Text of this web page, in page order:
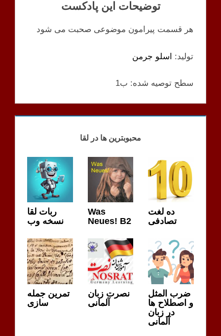
توضیحات این پادکست
هر قسمت پیرامون موضوعی صحبت می شود
تولید: اسلو جرمن
سطح توصیه شده: ب1
محبوبترین ها در لقا
ربات لقا
نسخه وب
Was
Neues! B2
ده لغت
تصادفی
تمرین جمله
سازی
نصرت زبان
آلمانی
ضرب المثل
و اصطلاح ها
در زبان
آلمانی